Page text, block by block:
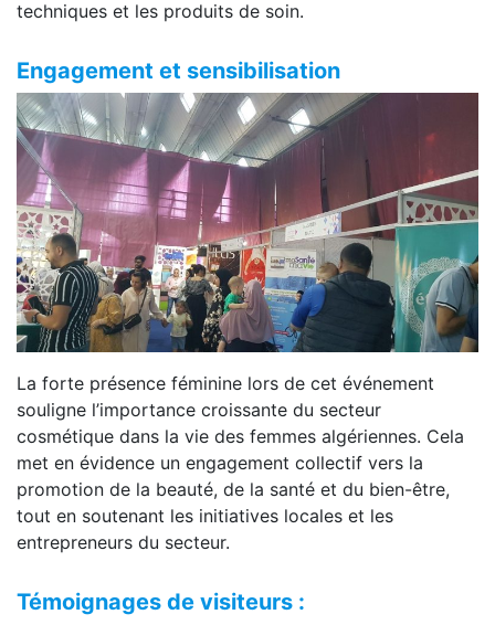
techniques et les produits de soin.
Engagement et sensibilisation
La forte présence féminine lors de cet événement
souligne l’importance croissante du secteur
cosmétique dans la vie des femmes algériennes. Cela
met en évidence un engagement collectif vers la
promotion de la beauté, de la santé et du bien-être,
tout en soutenant les initiatives locales et les
entrepreneurs du secteur.
Témoignages de visiteurs :